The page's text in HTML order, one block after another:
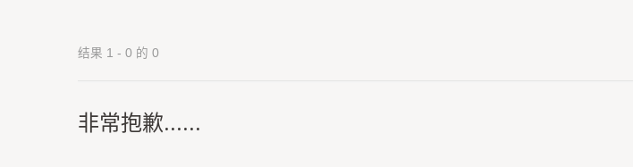
结果 1 - 0 的 0
非常抱歉......